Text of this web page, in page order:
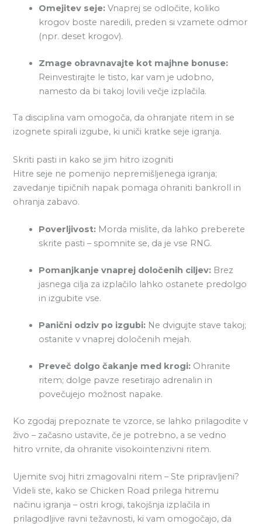
Omejitev seje: Vnaprej se odločite, koliko
krogov boste naredili, preden si vzamete odmor
(npr. deset krogov).
Zmage obravnavajte kot majhne bonuse:
Reinvestirajte le tisto, kar vam je udobno,
namesto da bi takoj lovili večje izplačila.
Ta disciplina vam omogoča, da ohranjate ritem in se
izognete spirali izgube, ki uniči kratke seje igranja.
Skriti pasti in kako se jim hitro izogniti
Hitre seje ne pomenijo nepremišljenega igranja;
zavedanje tipičnih napak pomaga ohraniti bankroll in
ohranja zabavo.
Poverljivost: Morda mislite, da lahko preberete
skrite pasti – spomnite se, da je vse RNG.
Pomanjkanje vnaprej določenih ciljev: Brez
jasnega cilja za izplačilo lahko ostanete predolgo
in izgubite vse.
Panični odziv po izgubi: Ne dvigujte stave takoj;
ostanite v vnaprej določenih mejah.
Preveč dolgo čakanje med krogi: Ohranite
ritem; dolge pavze resetirajo adrenalin in
povečujejo možnost napake.
Ko zgodaj prepoznate te vzorce, se lahko prilagodite v
živo – začasno ustavite, če je potrebno, a se vedno
hitro vrnite, da ohranite visokointenzivni ritem.
Ujemite svoj hitri zmagovalni ritem – Ste pripravljeni?
Videli ste, kako se Chicken Road prilega hitremu
načinu igranja – ostri krogi, takojšnja izplačila in
prilagodljive ravni težavnosti, ki vam omogočajo, da